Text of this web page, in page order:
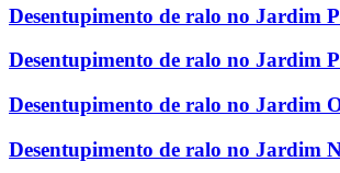
Desentupimento de ralo no Jardim
Desentupimento de ralo no Jardim
Desentupimento de ralo no Jardim
Desentupimento de ralo no Jardim